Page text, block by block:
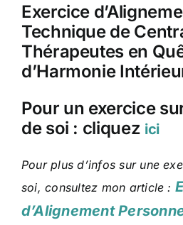
Exercice
Technique de
Thérapeutes en
d’Harmonie
Pour un exercice
de soi : cliquez ici
Pour plus d’infos sur une
soi, consultez mon article :
d’Alignement